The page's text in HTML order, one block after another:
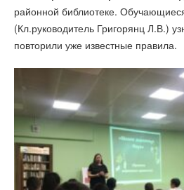
районной библиотеке.
(Кл.руководитель Григорянц Л.В.)
повторили уже известные правила.